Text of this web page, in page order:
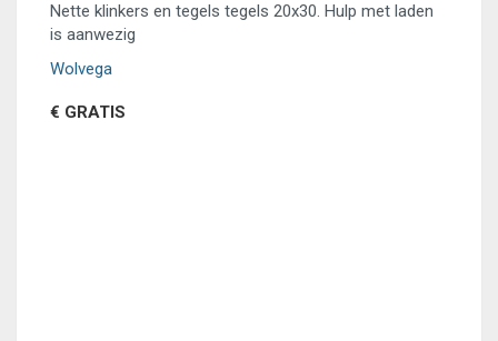
Nette klinkers en tegels tegels 20x30. Hulp met laden
is aanwezig
Wolvega
€ GRATIS